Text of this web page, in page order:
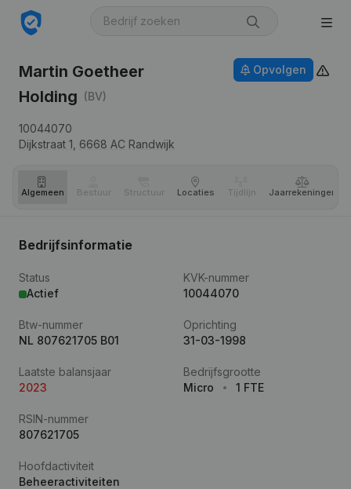
Martin Goetheer
Holding (BV)
10044070
Dijkstraat 1, 6668 AC Randwijk
Opvolgen
Algemeen Bestuur Structuur Locaties Tijdlijn Jaar­rekeningen
Bedrijfsinformatie
Status
Actief
KVK-nummer
10044070
Btw-nummer
NL 807621705 B01
Oprichting
31-03-1998
Laatste balansjaar
2023
Bedrijfsgrootte
Micro
1 FTE
RSIN-nummer
807621705
Hoofdactiviteit
Beheeractiviteiten